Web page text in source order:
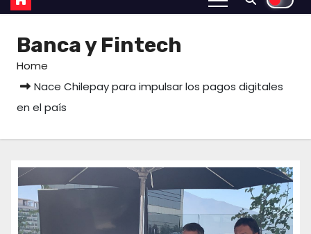
Banca y Fintech
Home
Nace Chilepay para impulsar los pagos digitales
en el país